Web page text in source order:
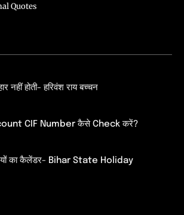
Quotes
नहीं होती- हरिवंश राय बच्चन
CIF Number कैसे Check करें?
का कैलेंडर- Bihar State Holiday